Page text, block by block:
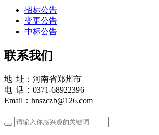
招标公告
变更公告
中标公告
联系我们
地 址：河南省郑州市
电 话：0371-68922396
Email：hnszczb@126.com